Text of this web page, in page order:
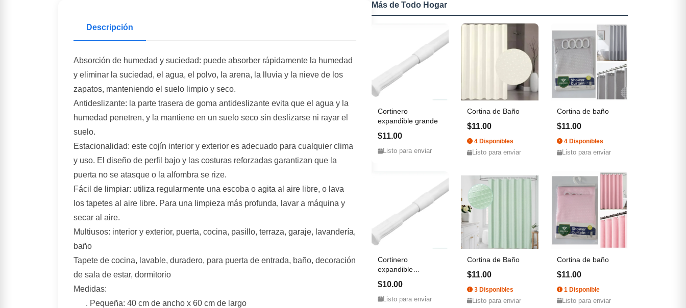
Descripción
Absorción de humedad y suciedad: puede absorber rápidamente la humedad
y eliminar la suciedad, el agua, el polvo, la arena, la lluvia y la nieve de los
zapatos, manteniendo el suelo limpio y seco.
Antideslizante: la parte trasera de goma antideslizante evita que el agua y la
humedad penetren, y la mantiene en un suelo seco sin deslizarse ni rayar el
suelo.
Estacionalidad: este cojín interior y exterior es adecuado para cualquier clima
y uso. El diseño de perfil bajo y las costuras reforzadas garantizan que la
puerta no se atasque o la alfombra se rize.
Fácil de limpiar: utiliza regularmente una escoba o agita al aire libre, o lava
los tapetes al aire libre. Para una limpieza más profunda, lavar a máquina y
secar al aire.
Multiusos: interior y exterior, puerta, cocina, pasillo, terraza, garaje, lavandería,
baño
Tapete de cocina, lavable, duradero, para puerta de entrada, baño, decoración
de sala de estar, dormitorio
Medidas:
. Pequeña: 40 cm de ancho x 60 cm de largo
Más de Todo Hogar
Cortinero
expandible grande
$11.00
Listo para enviar
Cortina de Baño
$11.00
4 Disponibles
Listo para enviar
Cortina de baño
$11.00
4 Disponibles
Listo para enviar
Cortinero
expandible
mediano
$10.00
Listo para enviar
Cortina de Baño
$11.00
3 Disponibles
Listo para enviar
Cortina de baño
$11.00
1 Disponible
Listo para enviar